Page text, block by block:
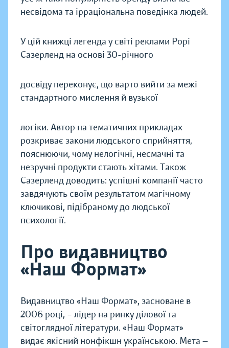
несвідома та ірраціональна поведінка людей.
У цій книжці легенда у світі реклами Рорі
Сазерленд на основі 30-річного
досвіду переконує, що варто вийти за межі
стандартного мислення й вузької
логіки. Автор на тематичних прикладах
розкриває закони людського сприйняття,
пояснюючи, чому нелогічні, несмачні та
незручні продукти стають хітами. Також
Сазерленд доводить: успішні компанії часто
завдячують своїм результатом магічному
ключикові, підібраному до людської
психології.
Про видавництво
«Наш Формат»
Видавництво «Наш Формат», засноване в
2006 році, – лідер на ринку ділової та
світоглядної літератури. «Наш Формат»
видає якісний нонфікшн українською. Мета —